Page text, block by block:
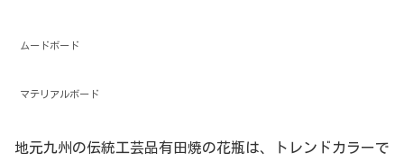
ムードボード
マテリアルボード
地元九州の伝統工芸品有田焼の花瓶は、トレンドカラーで